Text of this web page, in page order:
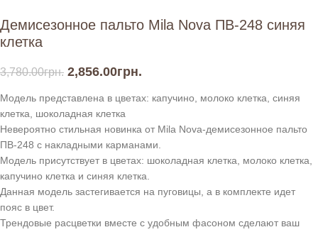
Демисезонное пальто Mila Nova ПВ-248 синяя
клетка
3,780.00грн. 2,856.00грн.
Модель представлена в цветах: капучино, молоко клетка, синяя
клетка, шоколадная клетка
Невероятно стильная новинка от Mila Nova-демисезонное пальто
ПВ-248 с накладными карманами.
Модель присутствует в цветах: шоколадная клетка, молоко клетка,
капучино клетка и синяя клетка.
Данная модель застегивается на пуговицы, а в комплекте идет
пояс в цвет.
Трендовые расцветки вместе с удобным фасоном сделают ваш